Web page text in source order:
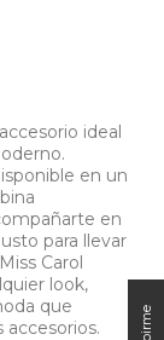
ideal
en un
en
para llevar
Carol
look,
que
accesorios.